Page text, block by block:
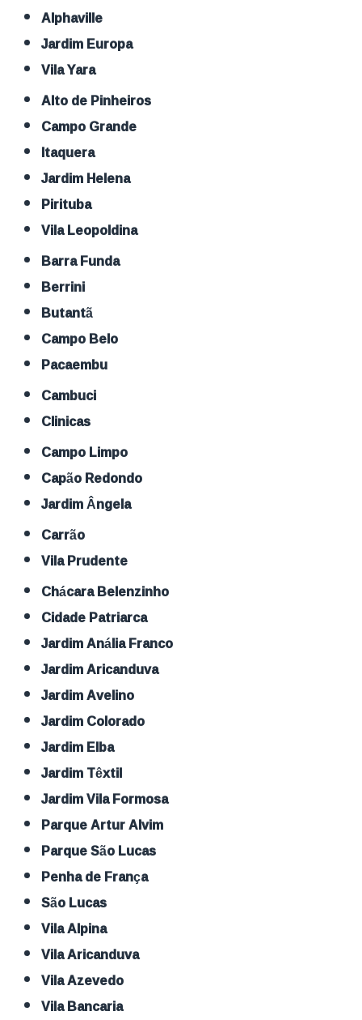
Alphaville
Jardim Europa
Vila Yara
Alto de Pinheiros
Campo Grande
Itaquera
Jardim Helena
Pirituba
Vila Leopoldina
Barra Funda
Berrini
Butantã
Campo Belo
Pacaembu
Cambuci
Clinicas
Campo Limpo
Capão Redondo
Jardim Ângela
Carrão
Vila Prudente
Chácara Belenzinho
Cidade Patriarca
Jardim Anália Franco
Jardim Aricanduva
Jardim Avelino
Jardim Colorado
Jardim Elba
Jardim Têxtil
Jardim Vila Formosa
Parque Artur Alvim
Parque São Lucas
Penha de França
São Lucas
Vila Alpina
Vila Aricanduva
Vila Azevedo
Vila Bancaria